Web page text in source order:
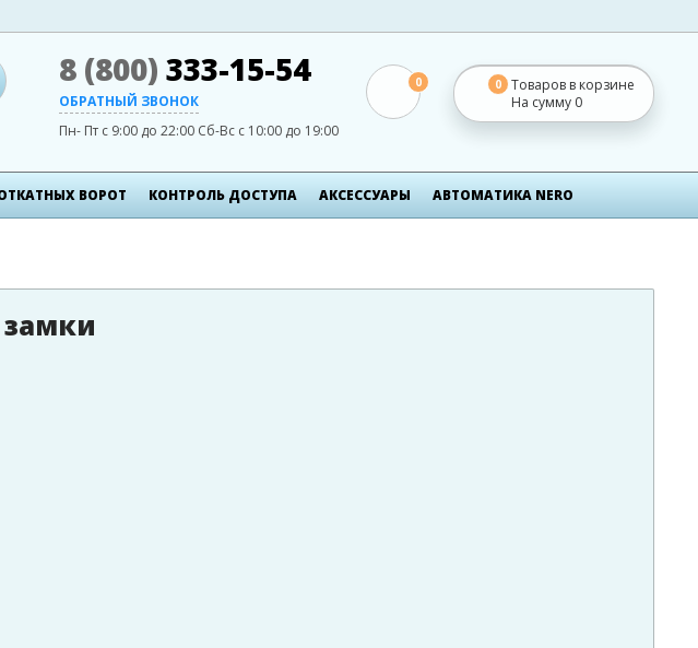
8 (800) 333-15-54
ОБРАТНЫЙ ЗВОНОК
Пн- Пт с 9:00 до 22:00 Сб-Вс с 10:00 до 19:00
0 0
Товаров в корзине
На сумму 0
ВОРОТ КОНТРОЛЬ ДОСТУПА АКСЕСCУАРЫ АВТОМАТИКА NERO